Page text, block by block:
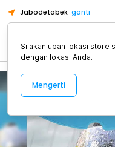
Jabodetabek ganti
Alat Kopi
Silakan ubah lokasi store
dengan lokasi Anda.
Mengerti